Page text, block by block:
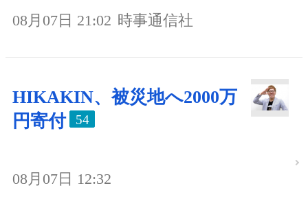
08月07日 21:02 時事通信社
HIKAKIN、被災地へ2000万
円寄付
54
08月07日 12:32